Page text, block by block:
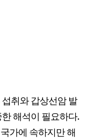
취와 갑상선암 발
해석이 필요하다.
가에 속하지만 해